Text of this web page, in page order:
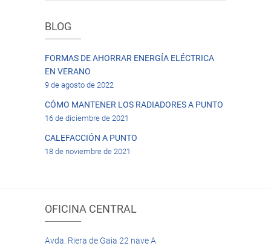
BLOG
FORMAS DE AHORRAR ENERGÍA ELÉCTRICA
EN VERANO
9 de agosto de 2022
CÓMO MANTENER LOS RADIADORES A PUNTO
16 de diciembre de 2021
CALEFACCIÓN A PUNTO
18 de noviembre de 2021
OFICINA CENTRAL
Avda. Riera de Gaia 22 nave A